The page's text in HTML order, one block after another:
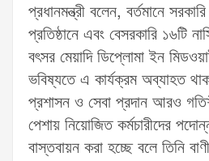
প্রধানমন্ত্রী বলেন, বর্তমানে সরকারি
প্রতিষ্ঠানে এবং বেসরকারি ১৬টি
বৎসর মেয়াদি ডিপ্লোমা ইন
ভবিষ্যতে এ কার্যক্রম অব্যাহত
প্রশাসন ও সেবা প্রদান আরও
পেশায় নিয়োজিত কর্মচারীদের
বাস্তবায়ন করা হচ্ছে বলে তিনি